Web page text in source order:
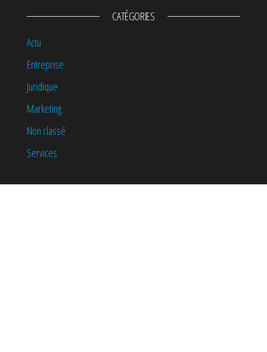
CATÉGORIES
Actu
Entreprise
Juridique
Marketing
Non classé
Services